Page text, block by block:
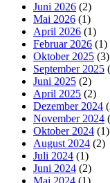
Juni 2026 (2)
Mai 2026 (1)
April 2026 (1)
Februar 2026 (1)
Oktober 2025 (3)
September 2025
Juni 2025 (2)
April 2025 (2)
Dezember 2024
November 2024
Oktober 2024 (1)
August 2024 (2)
Juli 2024 (1)
Juni 2024 (2)
Mai 2024 (1)